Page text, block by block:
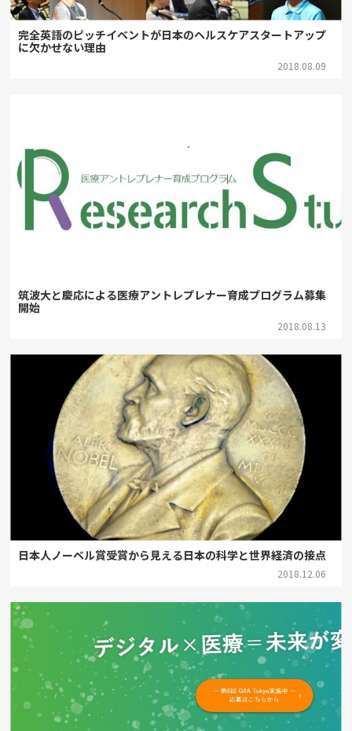
完全英語のピッチイベントが日本のヘルスケアスタートアップ
に欠かせない理由
2018.08.09
筑波大と慶応による医療アントレプレナー育成プログラム募集
開始
2018.08.13
日本人ノーベル賞受賞から見える日本の科学と世界経済の接点
2018.12.06